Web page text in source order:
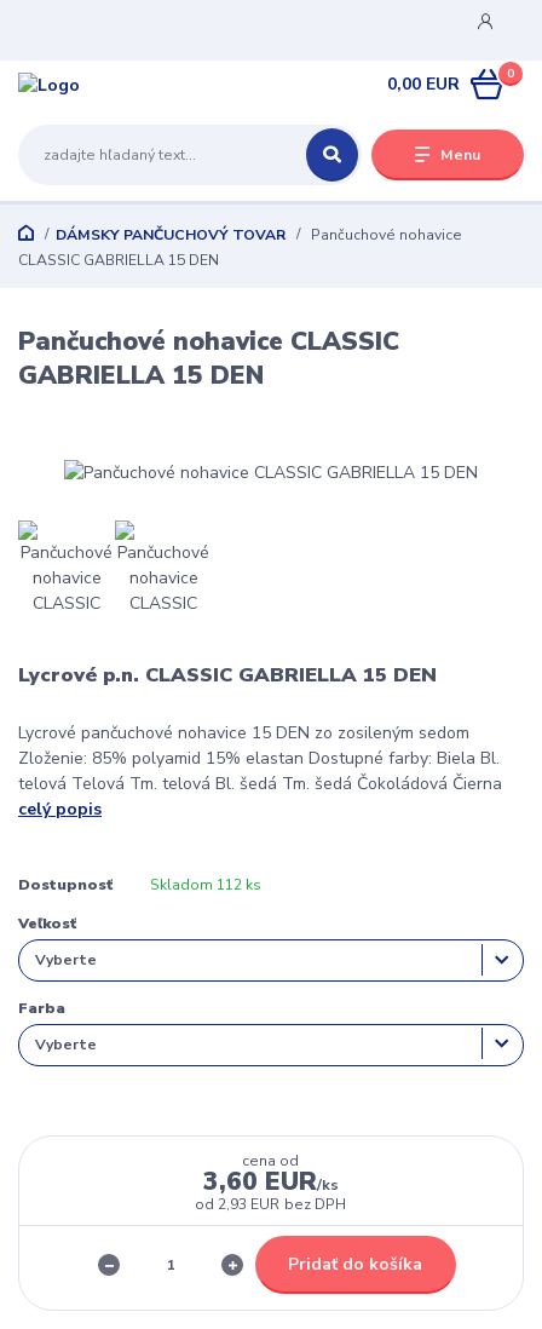
Menu
0
0,00 EUR
DÁMSKY PANČUCHOVÝ TOVAR
Pančuchové nohavice
CLASSIC GABRIELLA 15 DEN
Pančuchové nohavice CLASSIC
GABRIELLA 15 DEN
Lycrové p.n. CLASSIC GABRIELLA 15 DEN
Lycrové pančuchové nohavice 15 DEN zo zosileným sedom
Zloženie: 85% polyamid 15% elastan Dostupné farby: Biela Bl.
telová Telová Tm. telová Bl. šedá Tm. šedá Čokoládová Čierna
celý popis
Dostupnosť Skladom 112 ks
Veľkosť
Farba
cena od
3,60 EUR/ks
od 2,93 EUR bez DPH
Pridať do košíka